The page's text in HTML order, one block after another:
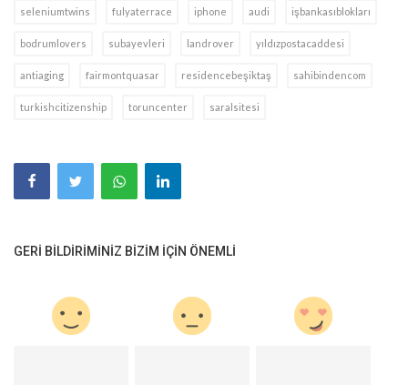
seleniumtwins fulyaterrace iphone audi işbankasıblokları
bodrumlovers subayevleri landrover yıldızpostacaddesi
antiaging fairmontquasar residencebeşiktaş sahibindencom
turkishcitizenship toruncenter saralsitesi
GERI BILDIRIMINIZ BIZIM IÇIN ÖNEMLI